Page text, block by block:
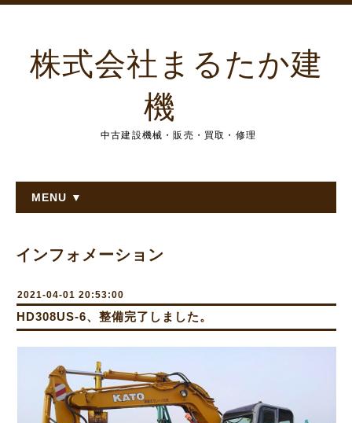
株式会社まるたか建
機
中古建設機械・販売・買取・修理
MENU ▼
インフォメーション
2021-04-01 20:53:00
HD308US-6、整備完了しました。